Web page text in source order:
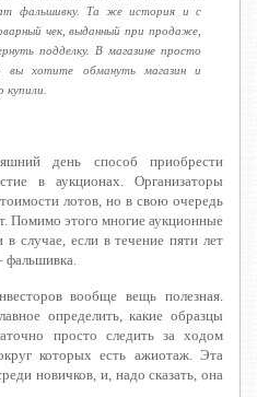
фальшивку. Та же история и с
чек, выданный при продаже,
подделку. В магазине просто
хотите обмануть магазин и
день способ приобрести
в аукционах. Организаторы
лотов, но в свою очередь
Помимо этого многие аукционные
случае, если в течение пяти лет
фальшивка.
вообще вещь полезная.
определить, какие образцы
просто следить за ходом
которых есть ажиотаж. Эта
новичков, и, надо сказать, она